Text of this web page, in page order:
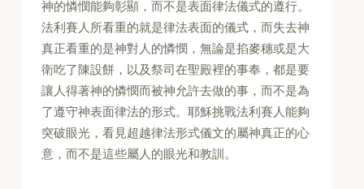
神的憐憫能夠彰顯，而不是表面律法儀式的遵行。
法利賽人所看重的就是律法表面的儀式，而失去神
真正看重的是神對人的憐憫，無論是掐麥穗或是大
衛吃了陳設餅，以及祭司在聖殿裡的事奉，都是要
讓人得著神的憐憫而被神允許去做的事，而不是為
了遵守神表面律法的形式。耶穌挑戰法利賽人能夠
突破眼光，看見超越律法形式儀文的屬神真正的心
意，而不是這些屬人的眼光和教訓。